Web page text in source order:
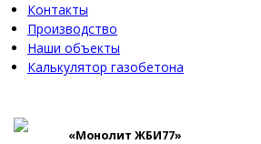
Контакты
Производство
Наши объекты
Калькулятор газобетона
«Монолит ЖБИ77»